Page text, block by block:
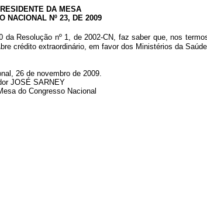
DA MESA
NACIONAL Nº 23, DE 2009
da Resolução nº 1, de 2002-CN, faz saber que, nos
crédito extraordinário, em favor dos Ministérios da
26 de novembro de 2009.
JOSÉ SARNEY
do Congresso Nacional